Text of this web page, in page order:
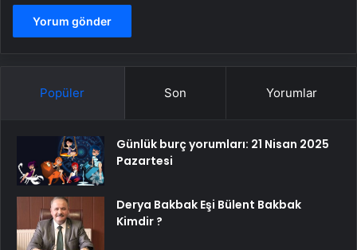
Popüler Son Yorumlar
Günlük burç yorumları: 21 Nisan 2025
Pazartesi
Derya Bakbak Eşi Bülent Bakbak
Kimdir ?